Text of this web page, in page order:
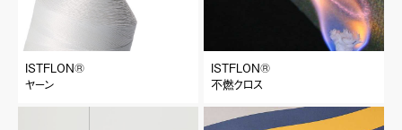
ISTFLON®︎
ヤーン
ISTFLON®︎
不燃クロス